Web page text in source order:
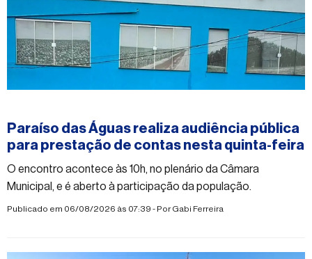
Paraíso das Águas realiza audiência pública
para prestação de contas nesta quinta-feira
O encontro acontece às 10h, no plenário da Câmara
Municipal, e é aberto à participação da população.
Publicado em 06/08/2026 às 07:39 - PorGabi Ferreira